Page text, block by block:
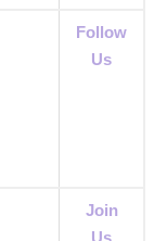
Follow
Us
Join